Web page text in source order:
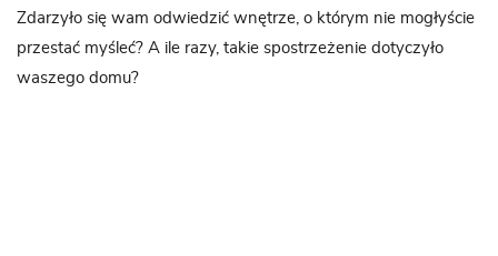
Zdarzyło się wam odwiedzić wnętrze, o którym nie mogłyście
przestać myśleć? A ile razy, takie spostrzeżenie dotyczyło
waszego domu?